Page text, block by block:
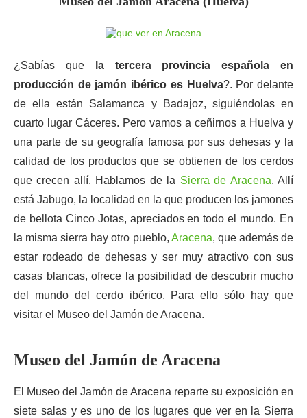
¿Sabías que
la tercera provincia española en
producción de jamón ibérico es Huelva?. Por delante
de ella están Salamanca y Badajoz, siguiéndolas en
cuarto lugar Cáceres. Pero vamos a ceñirnos a Huelva y
una parte de su geografía famosa por sus dehesas y la
calidad de los productos que se obtienen de los cerdos
que crecen allí. Hablamos de la Sierra de Aracena. Allí
está Jabugo, la localidad en la que producen los jamones
de bellota Cinco Jotas, apreciados en todo el mundo. En
la misma sierra hay otro pueblo, Aracena, que además de
estar rodeado de dehesas y ser muy atractivo con sus
casas blancas, ofrece la posibilidad de descubrir mucho
del mundo del cerdo ibérico. Para ello sólo hay que
visitar el Museo del Jamón de Aracena.
Museo del Jamón de Aracena
El Museo del Jamón de Aracena reparte su exposición en
siete salas y es uno de los lugares que ver en la Sierra